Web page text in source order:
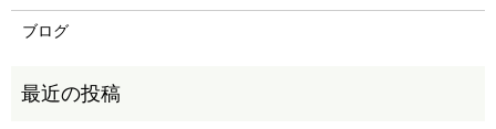
ブログ